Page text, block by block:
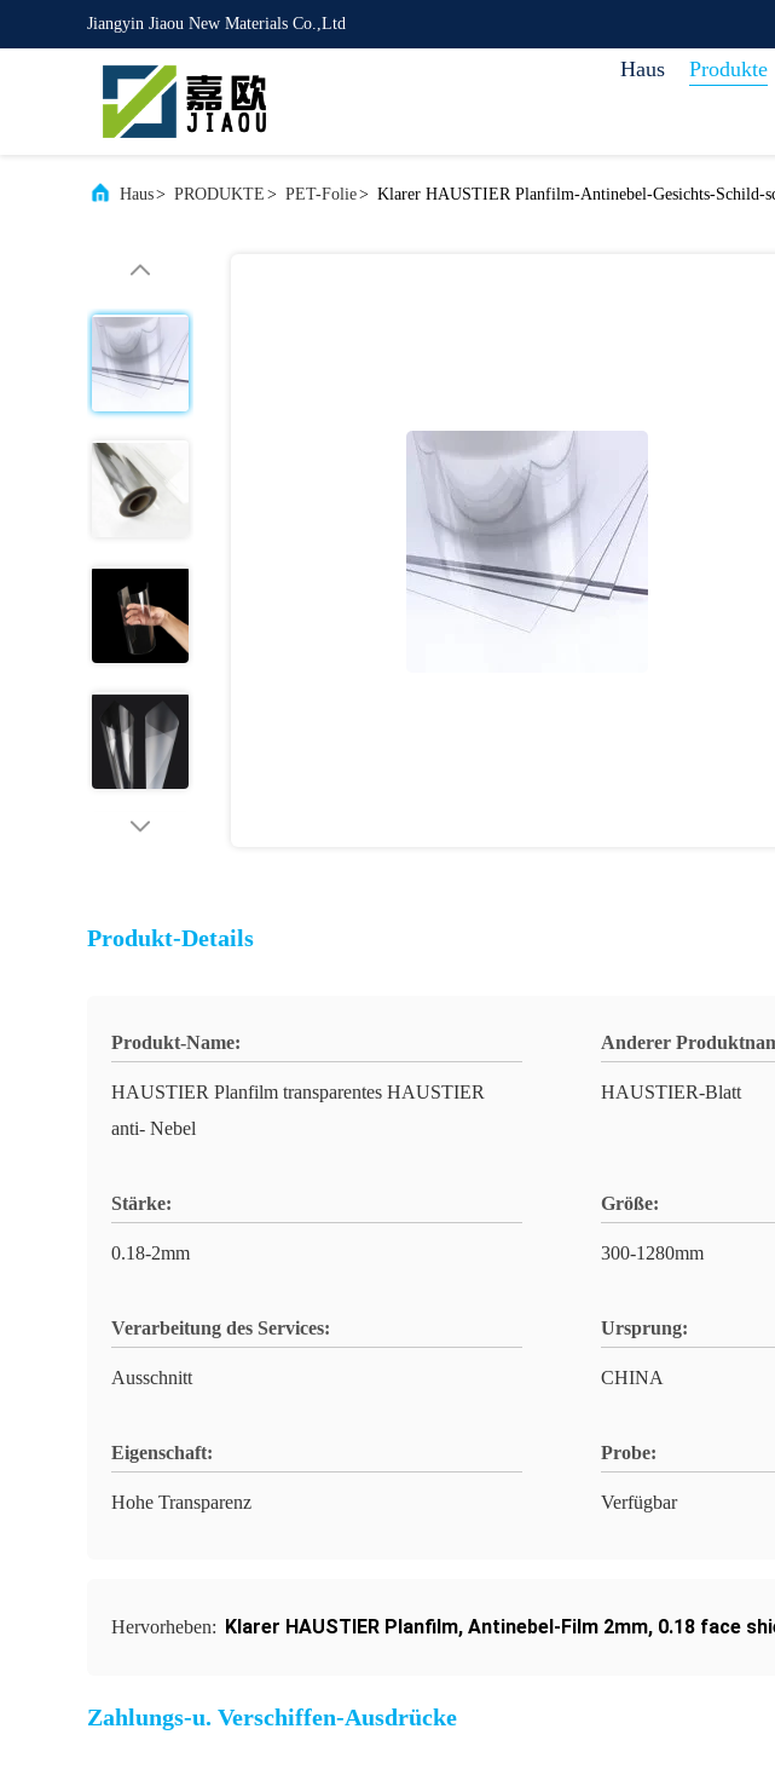
Jiangyin Jiaou New Materials Co.,Ltd
Haus Produkte
Haus> PRODUKTE > PET-Folie> Klarer HAUSTIER Planfilm-Antinebel-Gesichts-Schild-
Produkt-Details
Produkt-Name:
HAUSTIER Planfilm transparentes HAUSTIER
anti- Nebel
Anderer
HAUSTIER-Blatt
Stärke:
0.18-2mm
Größe:
300-1280mm
Verarbeitung des Services:
Ausschnitt
Ursprung:
CHINA
Eigenschaft:
Hohe Transparenz
Probe:
Verfügbar
Hervorheben: Klarer HAUSTIER Planfilm, Antinebel-Film 2mm, 0.18 face
Zahlungs-u. Verschiffen-Ausdrücke